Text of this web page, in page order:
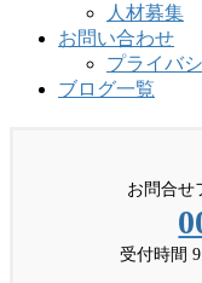
人材募集
お問い合わせ
プライバ
ブログ一覧
お問合せ
受付時間